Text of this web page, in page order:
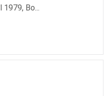
Bo...